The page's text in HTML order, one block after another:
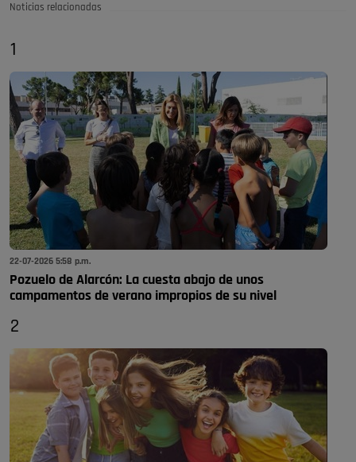
Noticias relacionadas
1
22-07-2026 5:58 p.m.
Pozuelo de Alarcón: La cuesta abajo de unos
campamentos de verano impropios de su nivel
2